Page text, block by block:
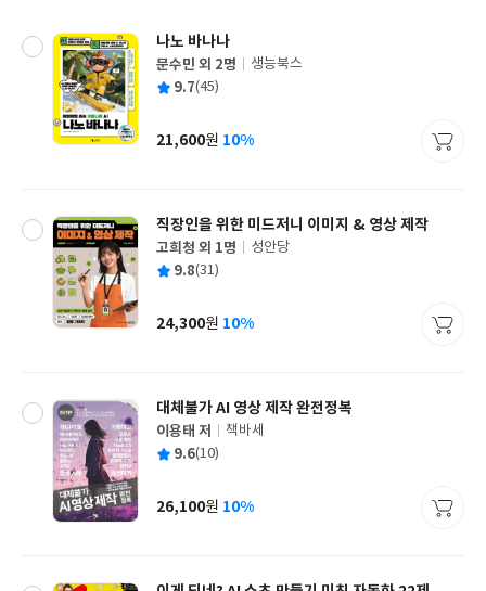
나노 바나나
글
쓴
문수민 외 2명
출
사
생능북스
평 9.7(45)
가
21,600원 10%
직장인을 위한 미드저니 이미지 & 영상 제작
글
쓴
고희청 외 1명
출
사
성안당
평 9.8(31)
가
24,300원 10%
대체불가 AI 영상 제작 완전정복
글
쓴
이용태 저
출
사
책바세
평 9.6(10)
가
26,100원 10%